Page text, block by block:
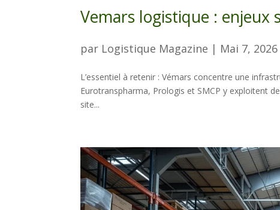
Vemars logistique : enjeux
par Logistique Magazine | Mai 7, 2026
L’essentiel à retenir : Vémars concentre une
Eurotranspharma, Prologis et SMCP y exploitent
site...